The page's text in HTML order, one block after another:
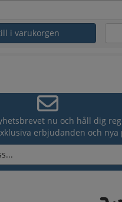
i varukorgen
nu och håll dig
erbjudanden och nya